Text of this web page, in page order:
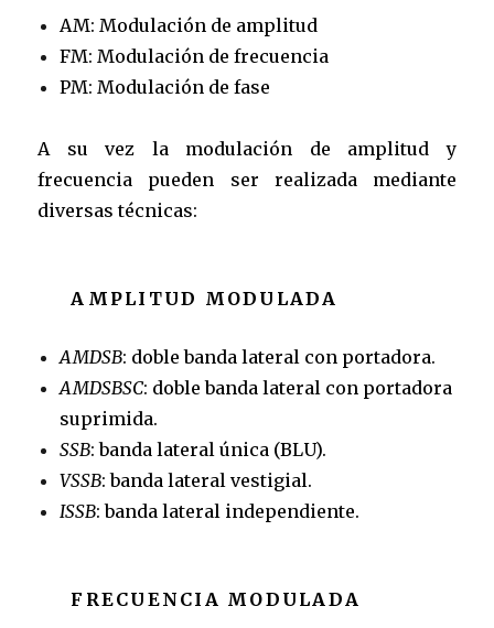
AM: Modulación de amplitud
FM: Modulación de frecuencia
PM: Modulación de fase
A su vez la modulación de amplitud y
frecuencia pueden ser realizada mediante
diversas técnicas:
AMPLITUD MODULADA
AMDSB: doble banda lateral con portadora.
AMDSBSC: doble banda lateral con portadora
suprimida.
SSB: banda lateral única (BLU).
VSSB: banda lateral vestigial.
ISSB: banda lateral independiente.
FRECUENCIA MODULADA